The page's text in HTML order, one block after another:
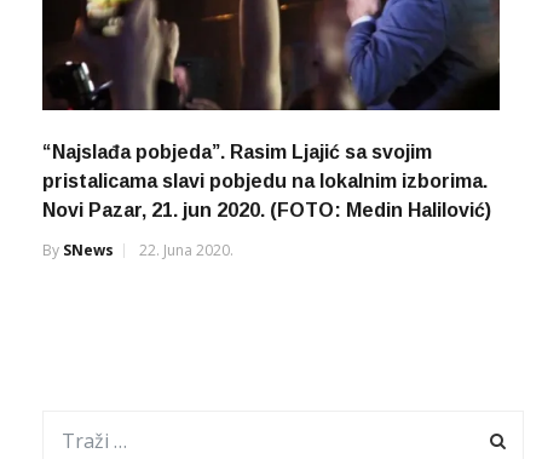
“Najslađa pobjeda”. Rasim Ljajić sa svojim
pristalicama slavi pobjedu na lokalnim izborima.
Novi Pazar, 21. jun 2020. (FOTO: Medin Halilović)
By SNews 22. Juna 2020.